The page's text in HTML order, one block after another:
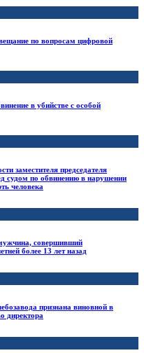
по вопросам цифровой
в убийстве с особой
заместителя председателя
судом по обвинению в нарушении
человека
совершивший
более 13 лет назад
признана виновной в
директора